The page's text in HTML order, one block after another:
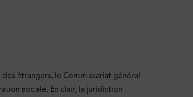
étrangers, le Commissariat général
sociale. En clair, la juridiction